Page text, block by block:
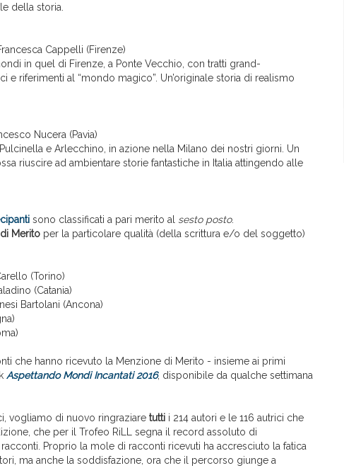
della storia.
Cappelli (Firenze)
in quel di Firenze, a Ponte Vecchio, con tratti grand-
e riferimenti al “mondo magico”. Un’originale storia di realismo
Nucera (Pavia)
e Arlecchino, in azione nella Milano dei nostri giorni. Un
riuscire ad ambientare storie fantastiche in Italia attingendo alle
sono classificati a pari merito al sesto posto.
Merito per la particolare qualità (della scrittura e/o del soggetto)
(Torino)
(Catania)
Bartolani (Ancona)
che hanno ricevuto la Menzione di Merito - insieme ai primi
Aspettando Mondi Incantati 2016, disponibile da qualche settimana
vogliamo di nuovo ringraziare tutti i 214 autori e le 116 autrici che
che per il Trofeo RiLL segna il record assoluto di
Proprio la mole di racconti ricevuti ha accresciuto la fatica
ma anche la soddisfazione, ora che il percorso giunge a